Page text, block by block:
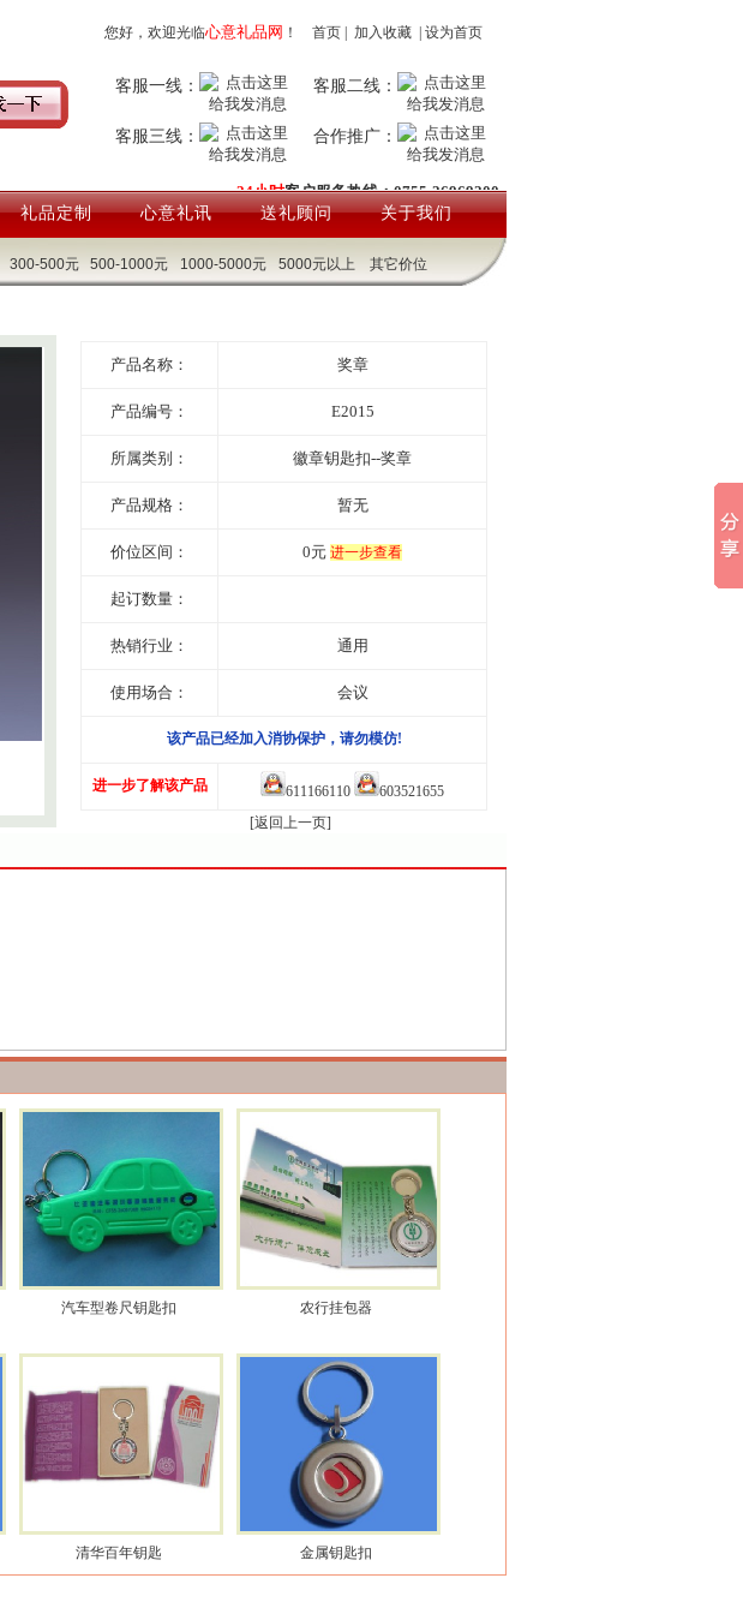
您好，欢迎光临心意礼品网 ！ 首页 加入收藏 设为首页
客服一线： 客服二线：
客服三线： 合作推广：
24小时客户服务热线：0755-26969200
礼品定制 心意礼讯 送礼顾问 关于我们
300-500元 500-1000元 1000-5000元 5000元以上 其它价位
产品名称： 奖章
产品编号： E2015
所属类别： 徽章钥匙扣--奖章
产品规格： 暂无
价位区间： 0元 进一步查看
起订数量：
热销行业： 通用
使用场合： 会议
该产品已经加入消协保护，请勿模仿!
进一步了解该产品 611166110
603521655
[返回上一页]
汽车型卷尺钥匙扣 农行挂包器
清华百年钥匙 金属钥匙扣